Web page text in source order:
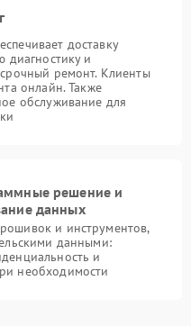
доставку
диагностику и
ремонт. Клиенты
онлайн. Также
обслуживание для
решение и
данных
и инструментов,
данными:
и
необходимости